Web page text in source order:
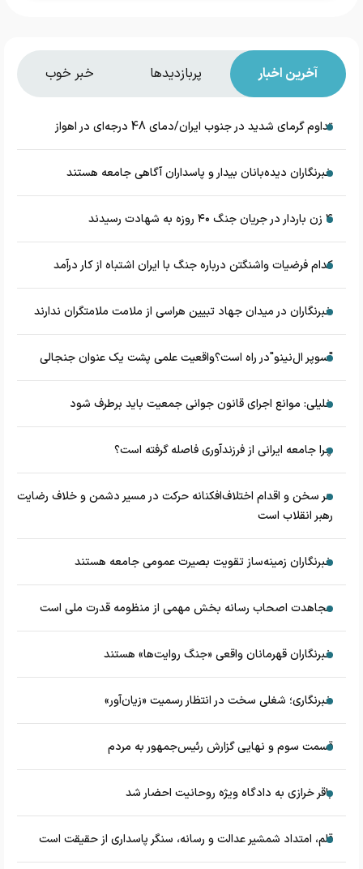
آخرین اخبار پربازدیدها خبر خوب
تداوم گرمای شدید در جنوب ایران/دمای 48 درجه‌ای در اهواز
خبرنگاران دیده‌بانان بیدار و پاسداران آگاهی جامعه هستند
۴ زن باردار در جریان جنگ ۴۰ روزه به شهادت رسیدند
کدام فرضیات واشنگتن درباره جنگ با ایران اشتباه از کار درآمد
خبرنگاران در میدان جهاد تبیین هراسی از ملامت ملامتگران ندارند
"سوپر ال‌نینو"در راه است؟واقعیت علمی پشت یک عنوان جنجالی
خلیلی: موانع اجرای قانون جوانی جمعیت باید برطرف شود
چرا جامعه ایرانی از فرزندآوری فاصله گرفته است؟
هر سخن و اقدام اختلاف‌افکنانه حرکت در مسیر دشمن و خلاف رضایت
رهبر انقلاب است
خبرنگاران زمینه‌ساز تقویت بصیرت عمومی جامعه هستند
مجاهدت اصحاب رسانه بخش مهمی از منظومه قدرت ملی است
خبرنگاران قهرمانان واقعی «جنگ روایت‌ها» هستند
خبرنگاری؛ شغلی سخت در انتظار رسمیت «زیان‌آور»
قسمت سوم و نهایی گزارش رئیس‌جمهور به مردم
باقر خرازی به دادگاه ویژه روحانیت احضار شد
قلم، امتداد شمشیر عدالت و رسانه، سنگر پاسداری از حقیقت است